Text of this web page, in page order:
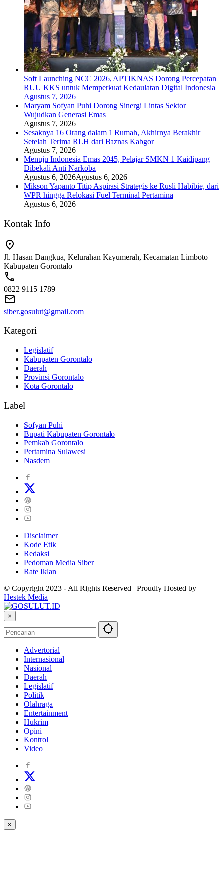
Soft Launching NCC 2026, APTIKNAS Dorong Percepatan
RUU KKS untuk Memperkuat Kedaulatan Digital Indonesia
Agustus 7, 2026
Maryam Sofyan Puhi Dorong Sinergi Lintas Sektor
Wujudkan Generasi Emas
Agustus 7, 2026
Sesaknya 16 Orang dalam 1 Rumah, Akhirnya Berakhir
Setelah Terima RLH dari Baznas Kabgor
Agustus 7, 2026
Menuju Indonesia Emas 2045, Pelajar SMKN 1 Kaidipang
Dibekali Anti Narkoba
Agustus 6, 2026Agustus 6, 2026
Mikson Yapanto Titip Aspirasi Strategis ke Rusli Habibie, dari
WPR hingga Relokasi Fuel Terminal Pertamina
Agustus 6, 2026
Kontak Info
Jl. Hasan Dangkua, Kelurahan Kayumerah, Kecamatan Limboto
Kabupaten Gorontalo
0822 9115 1789
siber.gosulut@gmail.com
Kategori
Legislatif
Kabupaten Gorontalo
Daerah
Provinsi Gorontalo
Kota Gorontalo
Label
Sofyan Puhi
Bupati Kabupaten Gorontalo
Pemkab Gorontalo
Pertamina Sulawesi
Nasdem
Disclaimer
Kode Etik
Redaksi
Pedoman Media Siber
Rate Iklan
© Copyright 2023 - All Rights Reserved | Proudly Hosted by
Hestek Media
×
Advertorial
Internasional
Nasional
Daerah
Legislatif
Politik
Olahraga
Entertainment
Hukrim
Opini
Kontrol
Video
×